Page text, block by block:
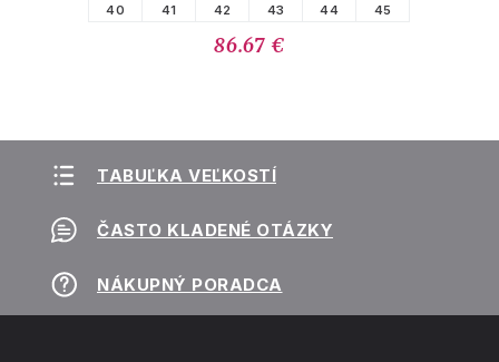
40 41 42 43 44 45
86.67 €
TABUĽKA VEĽKOSTÍ
ČASTO KLADENÉ OTÁZKY
NÁKUPNÝ PORADCA